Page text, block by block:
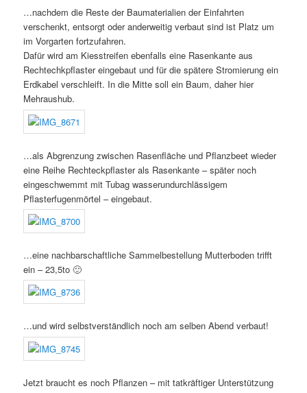
…nachdem die Reste der Baumaterialien der Einfahrten
verschenkt, entsorgt oder anderweitig verbaut sind ist Platz um
im Vorgarten fortzufahren.
Dafür wird am Kiesstreifen ebenfalls eine Rasenkante aus
Rechtechkpflaster eingebaut und für die spätere Stromierung ein
Erdkabel verschleift. In die Mitte soll ein Baum, daher hier
Mehraushub.
…als Abgrenzung zwischen Rasenfläche und Pflanzbeet wieder
eine Reihe Rechteckpflaster als Rasenkante – später noch
eingeschwemmt mit Tubag wasserundurchlässigem
Pflasterfugenmörtel – eingebaut.
…eine nachbarschaftliche Sammelbestellung Mutterboden trifft
ein – 23,5to 🙂
…und wird selbstverständlich noch am selben Abend verbaut!
Jetzt braucht es noch Pflanzen – mit tatkräftiger Unterstützung